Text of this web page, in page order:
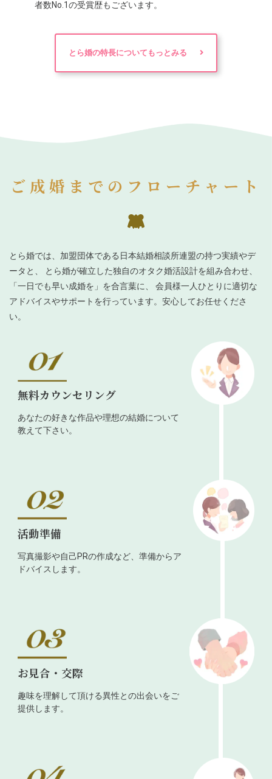
者数No.1の受賞歴もございます。
とら婚の特長についてもっとみる
ご成婚までのフローチャート
とら婚では、加盟団体である日本結婚相談所連盟の持つ実績やデ
ータと、 とら婚が確立した独自のオタク婚活設計を組み合わせ、
「一日でも早い成婚を」を合言葉に、 会員様一人ひとりに適切な
アドバイスやサポートを行っています。安心してお任せくださ
い。
無料カウンセリング
あなたの好きな作品や理想の結婚について
教えて下さい。
活動準備
写真撮影や自己PRの作成など、準備からア
ドバイスします。
お見合・交際
趣味を理解して頂ける異性との出会いをご
提供します。